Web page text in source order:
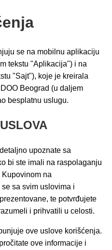
se na mobilnu aplikaciju
tekstu "Aplikacija") i na
"Sajt"), koje je kreirala
Beograd (u daljem
besplatnu uslugu.
upoznate sa
bi ste imali na raspolaganju
na
sa svim uslovima i
te potvrđujete
i prihvatili u celosti.
ove uslove korišćenja.
ove informacije i